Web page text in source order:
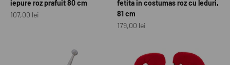
iepure roz prafuit 80 cm
Preț redus
107,00 lei
fetita in costumas roz cu leduri,
81 cm
Preț redus
179,00 lei